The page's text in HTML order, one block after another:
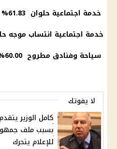
خدمة اجتماعية حلوان 61.83%
خدمة اجتماعية انتساب موجه حلوان
سياحة وفنادق مطروح
لا يفوتك
كامل الوزير
بسبب ملف
للإعلام يتحرك